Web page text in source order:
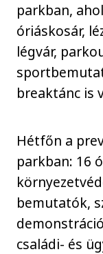
parkban,
óriáskosár,
légvár,
breaktánc is
Hétfőn a
parkban: 16
bemutatók,
családi- és